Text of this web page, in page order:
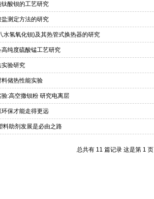
酸钡的工艺研究
测定方法的研究
水氢氧化钡)及其热管式换热器的研究
纯度硫酸锰工艺研究
实验研究
储热性能实验
:高空撒钡粉 研究电离层
保才能走得更远
料助剂发展是必由之路
总共有 11 篇记录 这是第 1 页